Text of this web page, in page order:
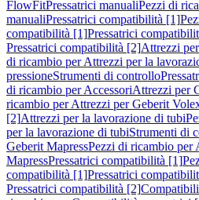
FlowFitPressatrici manualiPezzi di
manualiPressatrici compatibilità [1]
compatibilità [1]Pressatrici
Pressatrici compatibilità [2]Attrezzi
di ricambio per Attrezzi per la
pressioneStrumenti di controllo
di ricambio per AccessoriAttrezzi per
ricambio per Attrezzi per Geberit
[2]Attrezzi per la lavorazione di tubi
per la lavorazione di tubiStrumenti di
Geberit MapressPezzi di ricambio per
MapressPressatrici compatibilità [1]
compatibilità [1]Pressatrici
Pressatrici compatibilità [2]